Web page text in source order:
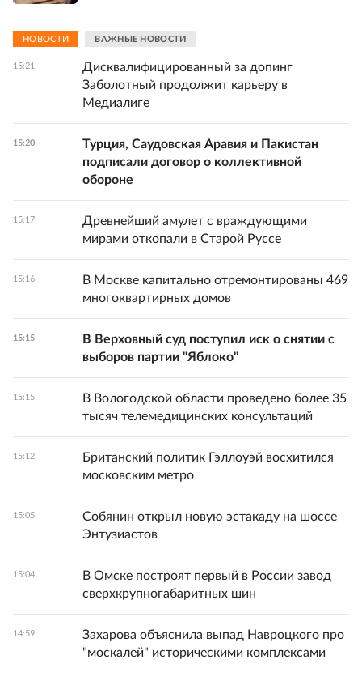
НОВОСТИ ВАЖНЫЕ НОВОСТИ
15:21
Дисквалифицированный за допинг
Заболотный продолжит карьеру в
Медиалиге
15:20
Турция, Саудовская Аравия и Пакистан
подписали договор о коллективной
обороне
15:17
Древнейший амулет с враждующими
мирами откопали в Старой Руссе
15:16
В Москве капитально отремонтированы 469
многоквартирных домов
15:15
В Верховный суд поступил иск о снятии с
выборов партии "Яблоко"
15:15
В Вологодской области проведено более 35
тысяч телемедицинских консультаций
15:12
Британский политик Гэллоуэй восхитился
московским метро
15:05
Собянин открыл новую эстакаду на шоссе
Энтузиастов
15:04
В Омске построят первый в России завод
сверхкрупногабаритных шин
14:59
Захарова объяснила выпад Навроцкого про
"москалей" историческими комплексами